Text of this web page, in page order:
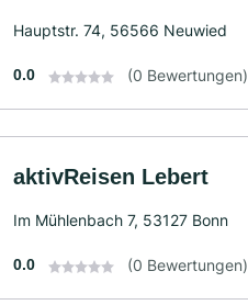
Hauptstr. 74, 56566 Neuwied
0.0 (0 Bewertungen)
aktivReisen Lebert
Im Mühlenbach 7, 53127 Bonn
0.0 (0 Bewertungen)